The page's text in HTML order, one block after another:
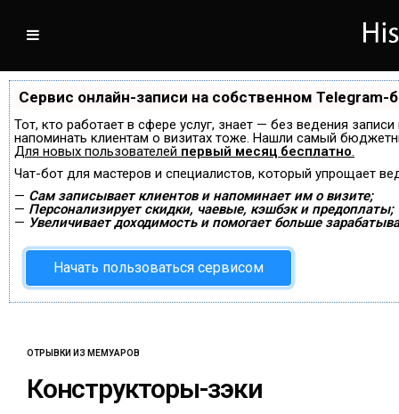
Сервис онлайн-записи на собственном Telegram-
Тот, кто работает в сфере услуг, знает — без ведения
напоминать клиентам о визитах тоже. Нашли самый
Для новых пользователей первый месяц бесплатно.
Чат-бот для мастеров и специалистов, который упрощает
— Сам записывает клиентов и напоминает им о визите;
— Персонализирует скидки, чаевые, кэшбэк и предоплаты;
— Увеличивает доходимость и помогает больше
Начать пользоваться сервисом
ОТРЫВКИ ИЗ МЕМУАРОВ
Конструкторы-зэки